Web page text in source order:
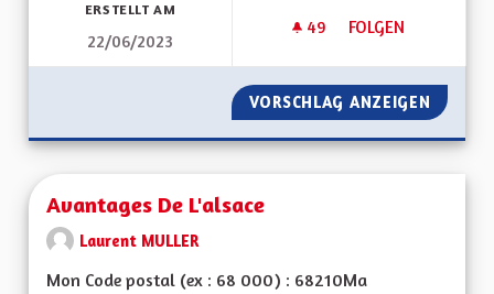
ERSTELLT AM
22/06/2023
49 49 FOLLOWER
FOLGEN
AUTOROUTE A35
VORSCHLAG ANZEIGEN
Avantages De L'alsace
Laurent MULLER
Mon Code postal (ex : 68 000) : 68210Ma